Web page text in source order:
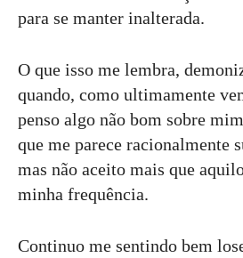
para se manter inalterada.
O que isso me lembra,
quando, como ultimamente
penso algo não bom sobre
que me parece racionalmente
mas não aceito mais que
minha frequência.
Continuo me sentindo bem